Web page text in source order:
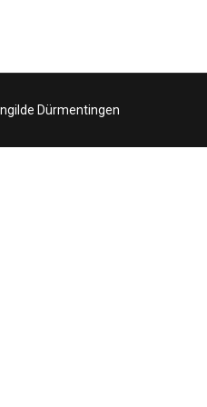
Dürmentingen